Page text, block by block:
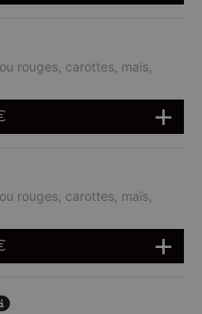
rouges, carottes, maïs,
rouges, carottes, maïs,